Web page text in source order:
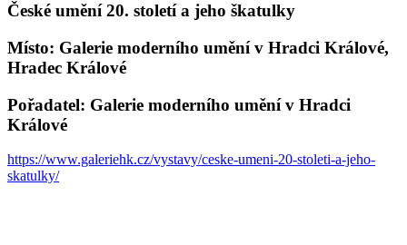
České umění 20. století a jeho škatulky
Místo: Galerie moderního umění v Hradci Králové,
Hradec Králové
Pořadatel: Galerie moderního umění v Hradci
Králové
https://www.galeriehk.cz/vystavy/ceske-umeni-20-stoleti-a-jeho-
skatulky/